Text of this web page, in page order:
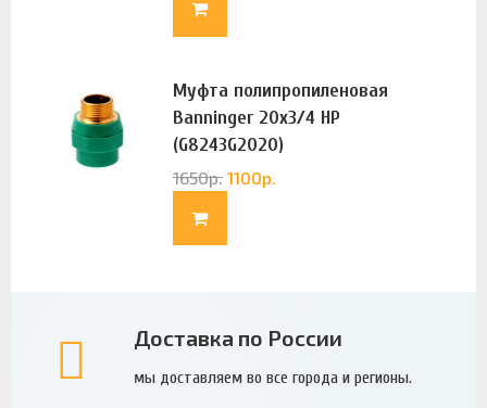
Муфта полипропиленовая
Banninger 20х3/4 НР
(G8243G2020)
1650р. 1100р.
Доставка по России
мы доставляем во все города и регионы.